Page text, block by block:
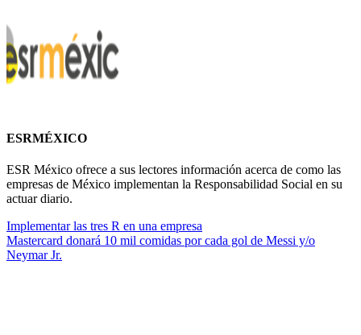
ESRMÉXICO
ESR México ofrece a sus lectores información acerca de como las
empresas de México implementan la Responsabilidad Social en su
actuar diario.
Implementar las tres R en una empresa
Mastercard donará 10 mil comidas por cada gol de Messi y/o
Neymar Jr.